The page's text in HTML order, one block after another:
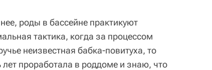
роды в бассейне практикуют
тактика, когда за процессом
неизвестная бабка-повитуха, то
лет проработала в роддоме и знаю, что